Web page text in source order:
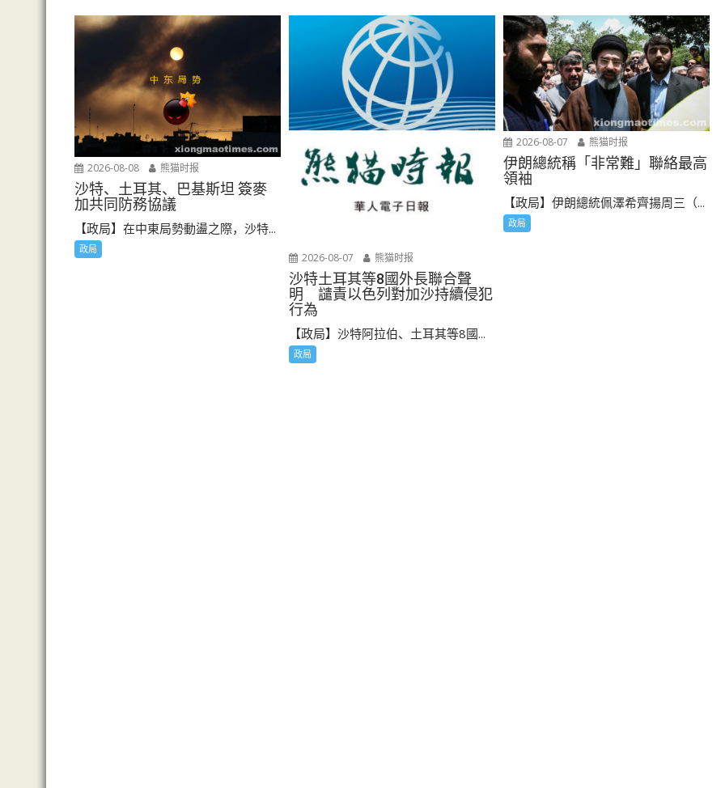
2026-08-08 熊猫时报
沙特、土耳其、巴基斯坦 簽麥
加共同防務協議
【政局】在中東局勢動盪之際，沙特...
政局
2026-08-07 熊猫时报
沙特土耳其等8國外長聯合聲
明 譴責以色列對加沙持續侵犯
行為
【政局】沙特阿拉伯、土耳其等8國...
政局
2026-08-07 熊猫时报
伊朗總統稱「非常難」聯絡最高
領袖
【政局】伊朗總統佩澤希齊揚周三（...
政局